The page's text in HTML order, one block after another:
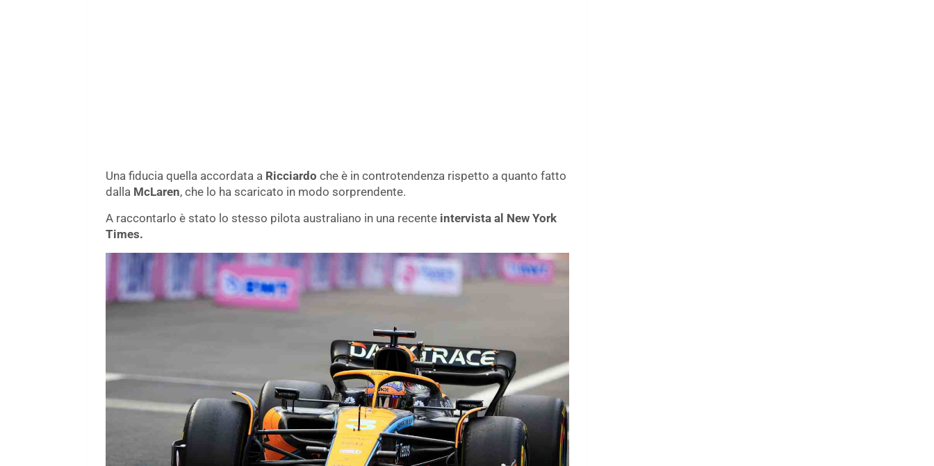
Una fiducia quella accordata a Ricciardo che è in controtendenza rispetto a quanto fatto
dalla McLaren, che lo ha scaricato in modo sorprendente.
A raccontarlo è stato lo stesso pilota australiano in una recente intervista al New York
Times.